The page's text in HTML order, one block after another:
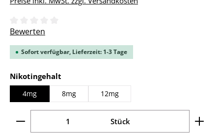
Durchschnittliche Bewertung von 0 von 5 Sternen
Bewerten
Sofort verfügbar, Lieferzeit: 1-3 Tage
Nikotingehalt
4mg 8mg 12mg
Produkt Anzahl: Gib den gewünschten Wert ein
Stück